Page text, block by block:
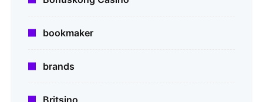
bookmaker
brands